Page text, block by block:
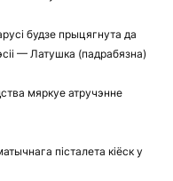
будзе прыцягнута да
— Латушка (падрабязна)
мяркуе атручэнне
пісталета кіёск у